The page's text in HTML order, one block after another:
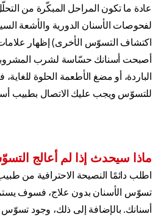
عادة ما تكون المراحل المبكّرة من
لفحوصات الأسنان الدورية والأشعة
اكتشاف التسوّس الأخرى) إظهار علامات
أصبحت أسنانك حسّاسة لشرب
الباردة، أو مضغ الأطعمة الحلوة
للتسوّس ويجب عليك الاتصال بطبيب
ماذا سيحدث إذا لم أعالج
اطلب دائمًا النصيحة الاحترافية من
تسوّس الأسنان بدون علاج، فسوف
أسنانك. بالإضافة إلى ذلك، وجود